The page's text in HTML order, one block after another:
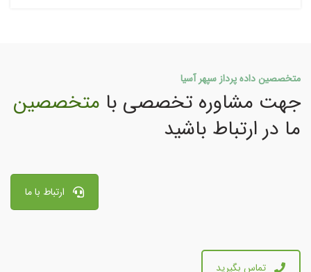
متخصصین داده پرداز سپهر آسیا
جهت مشاوره تخصصی با متخصصین
ما در ارتباط باشید
ارتباط با ما
تماس بگیرید